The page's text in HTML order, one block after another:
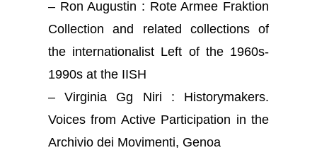
– Ron Augustin : Rote Armee Fraktion
Collection and related collections of
the internationalist Left of the 1960s-
1990s at the IISH
– Virginia Gg Niri : Historymakers.
Voices from Active Participation in the
Archivio dei Movimenti, Genoa